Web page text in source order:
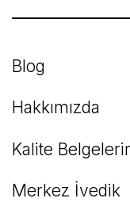
Bu ürüne
Blog
Hakkımızda
Kalite
Merkez İvedik